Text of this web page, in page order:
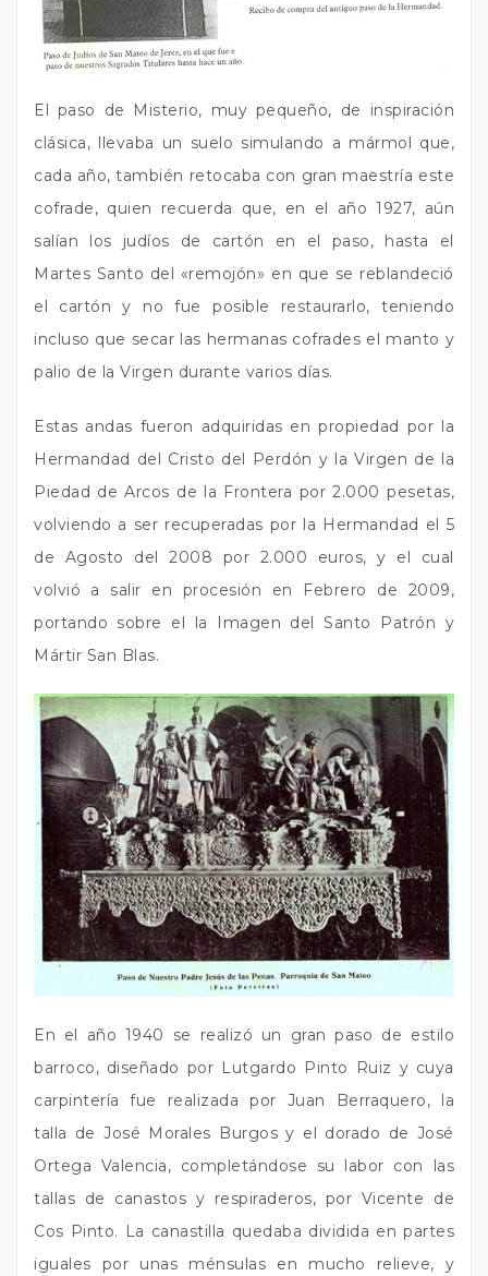
El paso de Misterio, muy pequeño, de inspiración
clásica, llevaba un suelo simulando a mármol que,
cada año, también retocaba con gran maestría este
cofrade, quien recuerda que, en el año 1927, aún
salían los judíos de cartón en el paso, hasta el
Martes Santo del «remojón» en que se reblandeció
el cartón y no fue posible restaurarlo, teniendo
incluso que secar las hermanas cofrades el manto y
palio de la Virgen durante varios días.
Estas andas fueron adquiridas en propiedad por la
Hermandad del Cristo del Perdón y la Virgen de la
Piedad de Arcos de la Frontera por 2.000 pesetas,
volviendo a ser recuperadas por la Hermandad el 5
de Agosto del 2008 por 2.000 euros, y el cual
volvió a salir en procesión en Febrero de 2009,
portando sobre el la Imagen del Santo Patrón y
Mártir San Blas.
En el año 1940 se realizó un gran paso de estilo
barroco, diseñado por Lutgardo Pinto Ruiz y cuya
carpintería fue realizada por Juan Berraquero, la
talla de José Morales Burgos y el dorado de José
Ortega Valencia, completándose su labor con las
tallas de canastos y respiraderos, por Vicente de
Cos Pinto. La canastilla quedaba dividida en partes
iguales por unas ménsulas en mucho relieve, y